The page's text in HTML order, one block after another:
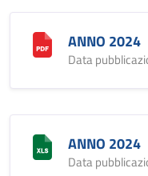
ANNO 2024
Data
ANNO 2024
Data